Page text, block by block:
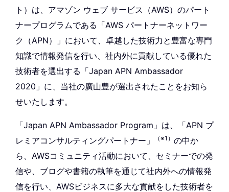
ト）は、アマゾン ウェブ サービス（AWS）のパート
ナープログラムである「AWS パートナーネットワー
ク（APN）」において、卓越した技術力と豊富な専門
知識で情報発信を行い、社内外に貢献している優れた
技術者を選出する「Japan APN Ambassador
2020」に、当社の廣山豊が選出されたことをお知ら
せいたします。
「Japan APN Ambassador Program」は、「APN プ
レミアコンサルティングパートナー」
（※1） の中か
ら、AWSコミュニティ活動において、セミナーでの発
信や、ブログや書籍の執筆を通じて社内外への情報発
信を行い、AWSビジネスに多大な貢献をした技術者を